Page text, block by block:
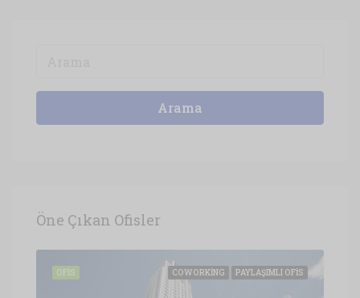
Arama
Öne Çıkan Ofisler
COWORKING PAYLAŞIMLI OFIS
OFIS